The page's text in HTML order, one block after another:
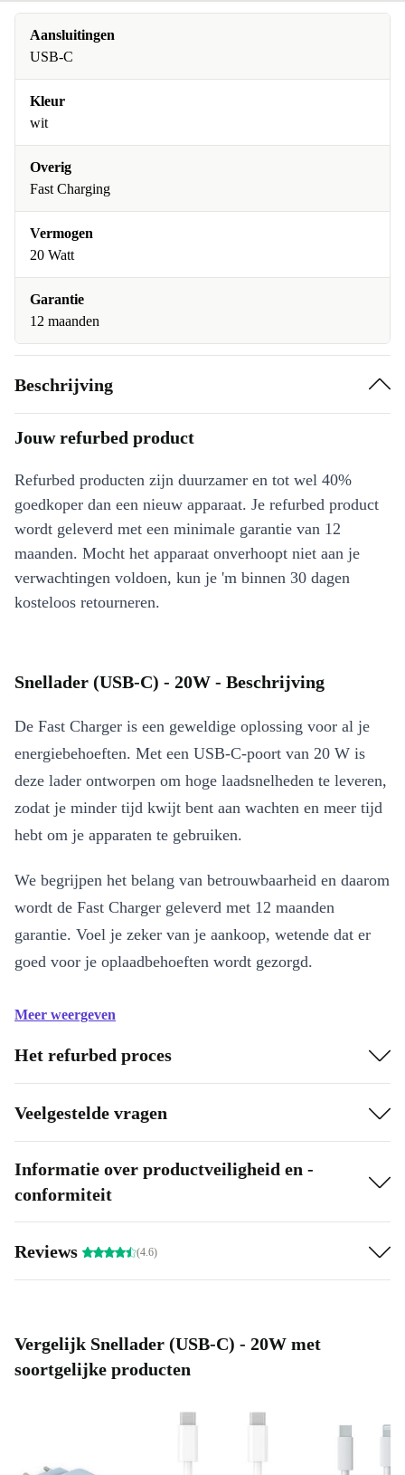
Aansluitingen
USB-C
Kleur
wit
Overig
Fast Charging
Vermogen
20 Watt
Garantie
12 maanden
Beschrijving
Jouw refurbed product
Refurbed producten zijn duurzamer en tot wel 40%
goedkoper dan een nieuw apparaat. Je refurbed product
wordt geleverd met een minimale garantie van 12
maanden. Mocht het apparaat onverhoopt niet aan je
verwachtingen voldoen, kun je 'm binnen 30 dagen
kosteloos retourneren.
Snellader (USB-C) - 20W - Beschrijving
De Fast Charger is een geweldige oplossing voor al je
energiebehoeften. Met een USB-C-poort van 20 W is
deze lader ontworpen om hoge laadsnelheden te leveren,
zodat je minder tijd kwijt bent aan wachten en meer tijd
hebt om je apparaten te gebruiken.
We begrijpen het belang van betrouwbaarheid en daarom
wordt de Fast Charger geleverd met 12 maanden
garantie. Voel je zeker van je aankoop, wetende dat er
goed voor je oplaadbehoeften wordt gezorgd.
Meer weergeven
Het refurbed proces
Veelgestelde vragen
Informatie over productveiligheid en -
conformiteit
Reviews (4.6)
Vergelijk Snellader (USB-C) - 20W met
soortgelijke producten